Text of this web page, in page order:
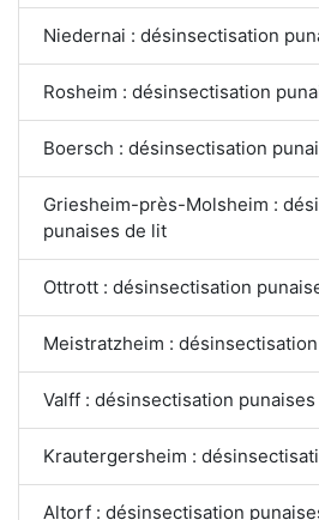
Niedernai : désinsectisation
Rosheim : désinsectisation
Boersch : désinsectisation
Griesheim-près-Molsheim :
punaises de lit
Ottrott : désinsectisation
Meistratzheim :
Valff : désinsectisation
Krautergersheim :
Altorf : désinsectisation